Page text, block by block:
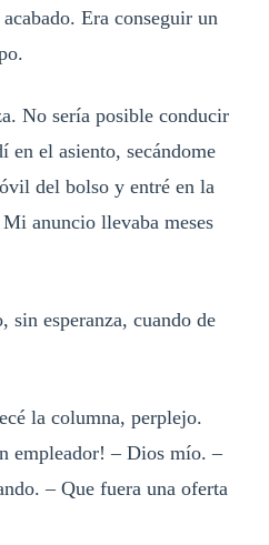
Era conseguir un
No sería posible conducir
en el asiento, secándome
del bolso y entré en la
anuncio llevaba meses
esperanza, cuando de
la columna, perplejo.
empleador! – Dios mío. –
– Que fuera una oferta